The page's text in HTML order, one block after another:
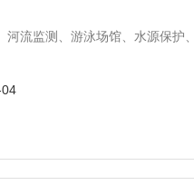
流监测、游泳场馆、水源保护